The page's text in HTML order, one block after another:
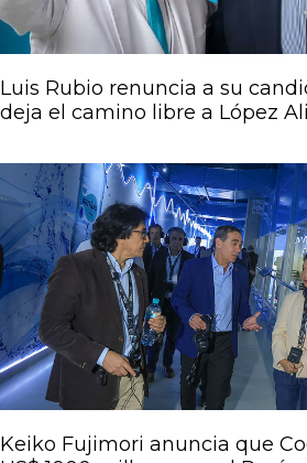
Luis Rubio renuncia a su
deja el camino libre a López
Keiko Fujimori anuncia que